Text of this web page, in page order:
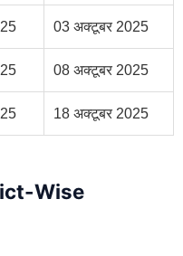
03 अक्टूबर 2025
08 अक्टूबर 2025
18 अक्टूबर 2025
Wise